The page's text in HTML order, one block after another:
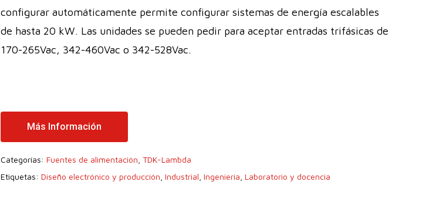
configurar automáticamente permite configurar sistemas de energía escalables
de hasta 20 kW. Las unidades se pueden pedir para aceptar entradas trifásicas de
170-265Vac, 342-460Vac o 342-528Vac.
Más Información
Categorías: Fuentes de alimentación TDK-Lambda
Etiquetas: Diseño electrónico y producción Industrial Ingeniería Laboratorio y docencia